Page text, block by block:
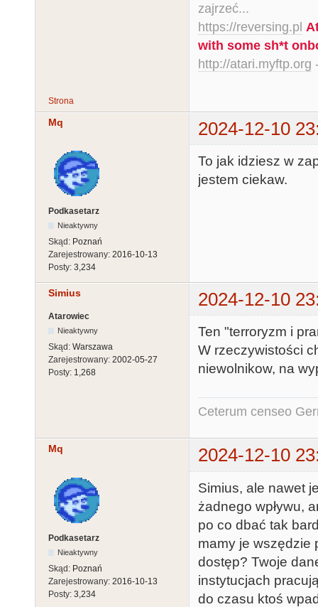
zajrzeć...
https://reversing.pl
with some sh*t
http://atari.myftp.org
Strona
Mq 2024-12-10
Podkasetarz
Nieaktywny
Skąd: Poznań
Zarejestrowany: 2016-10-13
Posty: 3,234
To jak idziesz w
jestem ciekaw.
Simius 2024-12-10
Atarowiec
Nieaktywny
Skąd: Warszawa
Zarejestrowany: 2002-05-27
Posty: 1,268
Ten "terroryzm i
W rzeczywistości
niewolnikow, na
Ceterum censeo
Mq 2024-12-10
Podkasetarz
Nieaktywny
Skąd: Poznań
Zarejestrowany: 2016-10-13
Posty: 3,234
Simius, ale nawet
żadnego wpływu,
po co dbać tak
mamy je wszędzie
dostęp? Twoje
instytucjach
do czasu ktoś